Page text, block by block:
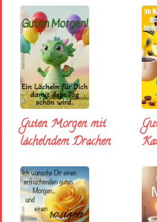
Guten Morgen mit
lächelndem Drachen